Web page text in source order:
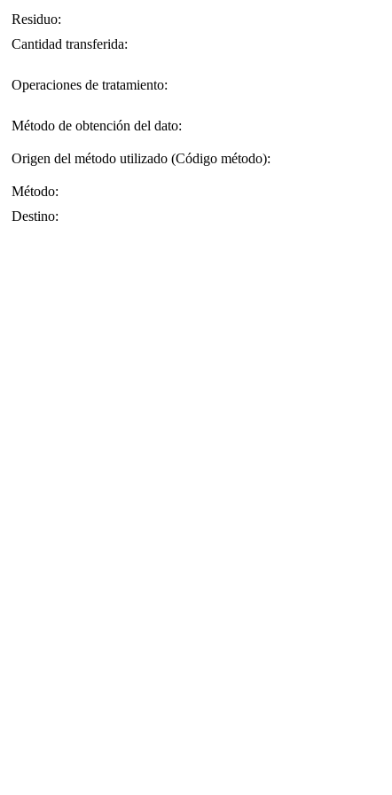
Residuo:
Cantidad transferida:
Operaciones de tratamiento:
Método de obtención del dato:
Origen del método utilizado (Código método):
Método:
Destino: